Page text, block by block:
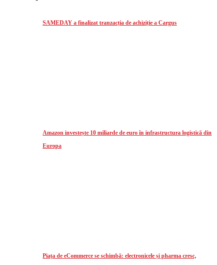
SAMEDAY a finalizat tranzacția de achiziție a Cargus
Amazon investește 10 miliarde de euro în infrastructura logistică din
Europa
Piața de eCommerce se schimbă: electronicele și pharma cresc,